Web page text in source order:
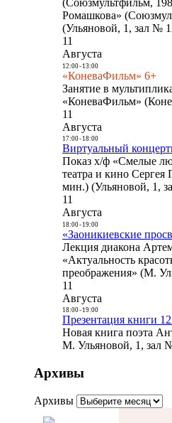
(Союзмультфильм,
Ромашкова»
(Ульяновой, 1, зал №
11
Августа
12:00- 13:00
«КоневаФильм» 6+
Занятие в
«КоневаФильм»
11
Августа
17:00- 18:00
Виртуальный
Показ х/ф «Смелые
театра и кино
мин.) (Ульяновой, 1,
11
Августа
18:00- 19:00
«Заоникиевские
Лекция диакона
«Актуальность
преображения» (М.
11
Августа
18:00- 19:00
Презентация книги
Новая книга поэта
М. Ульяновой, 1, зал
Архивы
Архивы